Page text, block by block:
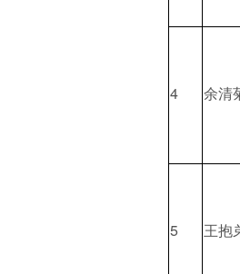
4 余清
5 王抱